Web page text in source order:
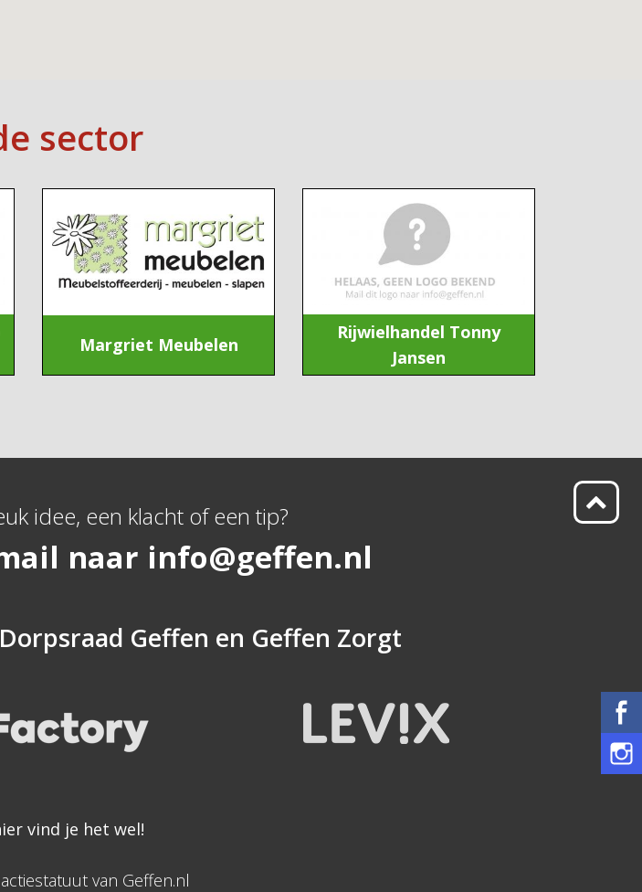
sector
Margriet Meubelen
Rijwielhandel Tonny
Jansen
idee, een klacht of een tip?
naar info@geffen.nl
Dorpsraad Geffen en Geffen Zorgt
vind je het wel!
van Geffen.nl